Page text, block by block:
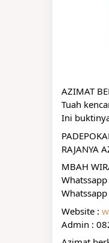
AZIMAT
Tuah
Ini
RAJANYA
MBAH
Website :
Admin :